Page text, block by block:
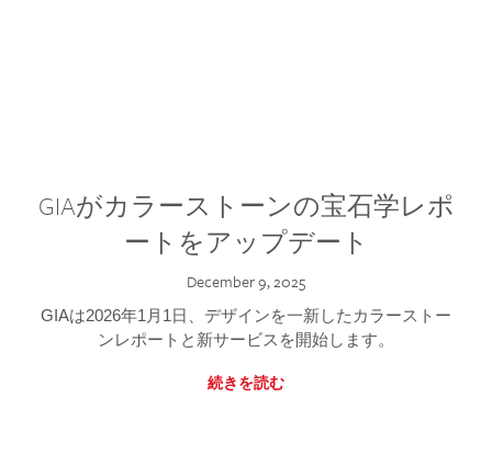
GIAがカラーストーンの宝石学レポ
ートをアップデート
December 9, 2025
GIAは2026年1月1日、デザインを一新したカラーストー
ンレポートと新サービスを開始します。
続きを読む